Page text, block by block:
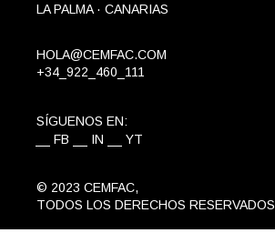
LA PALMA · CANARIAS
HOLA@CEMFAC.COM
+34_922_460_111
SÍGUENOS EN:
FB
IN YT
© 2023 CEMFAC,
TODOS LOS DERECHOS RESERVADOS